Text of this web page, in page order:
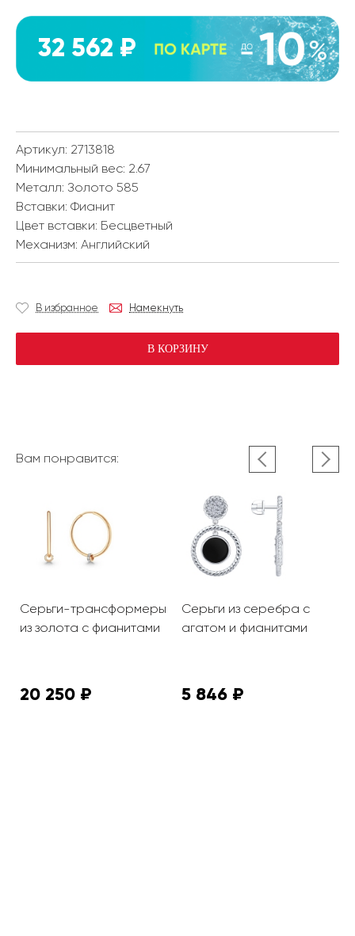
32 562 ₽
Артикул: 2713818
Минимальный вес: 2.67
Металл: Золото 585
Вставки: Фианит
Цвет вставки: Бесцветный
Механизм: Английский
В избранное Намекнуть
В КОРЗИНУ
Вам понравится:
Серьги-трансформеры
из золота с фианитами
20 250 ₽
Серьги из серебра с
агатом и фианитами
5 846 ₽